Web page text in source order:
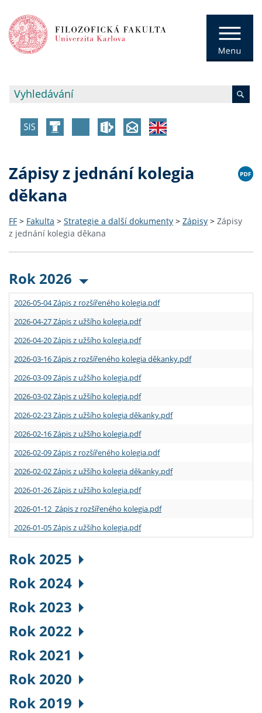
Zápisy z jednání kolegia
děkana
FF > Fakulta > Strategie a další dokumenty > Zápisy > Zápisy
z jednání kolegia děkana
Rok 2026
2026-05-04 Zápis z rozšířeného kolegia.pdf
2026-04-27 Zápis z užšího kolegia.pdf
2026-04-20 Zápis z užšího kolegia.pdf
2026-03-16 Zápis z rozšířeného kolegia děkanky.pdf
2026-03-09 Zápis z užšího kolegia.pdf
2026-03-02 Zápis z užšího kolegia.pdf
2026-02-23 Zápis z užšího kolegia děkanky.pdf
2026-02-16 Zápis z užšího kolegia.pdf
2026-02-09 Zápis z rozšířeného kolegia.pdf
2026-02-02 Zápis z užšího kolegia děkanky.pdf
2026-01-26 Zápis z užšího kolegia.pdf
2026-01-12 Zápis z rozšířeného kolegia.pdf
2026-01-05 Zápis z užšího kolegia.pdf
Rok 2025
Rok 2024
Rok 2023
Rok 2022
Rok 2021
Rok 2020
Rok 2019